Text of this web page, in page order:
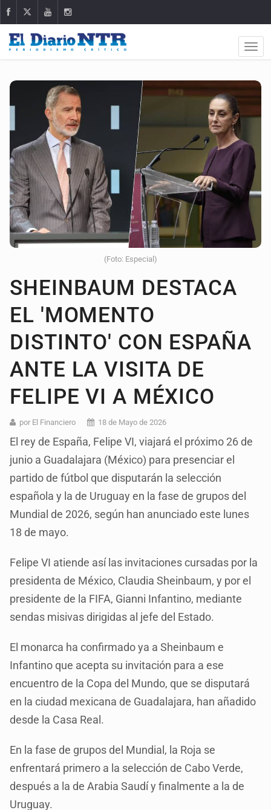
(Foto: Especial)
SHEINBAUM DESTACA
EL 'MOMENTO
DISTINTO' CON ESPAÑA
ANTE LA VISITA DE
FELIPE VI A MÉXICO
por El Financiero 18 de Mayo de 2026
El rey de España, Felipe VI, viajará el próximo 26 de
junio a Guadalajara (México) para presenciar el
partido de fútbol que disputarán la selección
española y la de Uruguay en la fase de grupos del
Mundial de 2026, según han anunciado este lunes
18 de mayo.
Felipe VI atiende así las invitaciones cursadas por la
presidenta de México, Claudia Sheinbaum, y por el
presidente de la FIFA, Gianni Infantino, mediante
sendas misivas dirigidas al jefe del Estado.
El monarca ha confirmado ya a Sheinbaum e
Infantino que acepta su invitación para a ese
encuentro de la Copa del Mundo, que se disputará
en la ciudad mexicana de Guadalajara, han añadido
desde la Casa Real.
En la fase de grupos del Mundial, la Roja se
enfrentará primero a la selección de Cabo Verde,
después a la de Arabia Saudí y finalmente a la de
Uruguay.